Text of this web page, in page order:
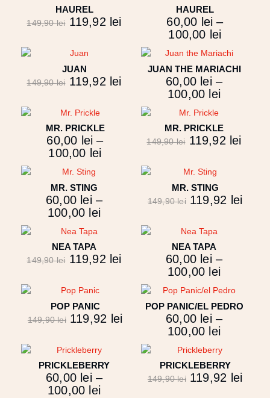
HAUREL
149,90lei 119,92 lei
HAUREL
60,00 lei –
100,00 lei
JUAN
149,90lei 119,92 lei
JUAN THE MARIACHI
60,00 lei –
100,00 lei
MR. PRICKLE
60,00 lei –
100,00 lei
MR. PRICKLE
149,90lei 119,92 lei
MR. STING
60,00 lei –
100,00 lei
MR. STING
149,90lei 119,92 lei
NEA TAPA
149,90lei 119,92 lei
NEA TAPA
60,00 lei –
100,00 lei
POP PANIC
149,90lei 119,92 lei
POP PANIC/EL PEDRO
60,00 lei –
100,00 lei
PRICKLEBERRY
60,00 lei –
100,00 lei
PRICKLEBERRY
149,90lei 119,92 lei